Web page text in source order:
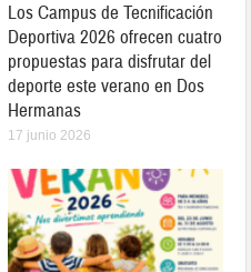
Los Campus de Tecnificación
Deportiva 2026 ofrecen cuatro
propuestas para disfrutar del
deporte este verano en Dos
Hermanas
17 junio 2026